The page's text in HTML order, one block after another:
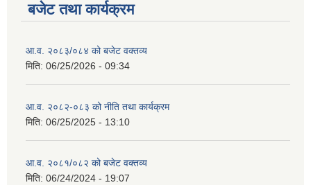
बजेट तथा कार्यक्रम
आ.व. २०८३/०८४ को बजेट वक्तव्य
मिति: 06/25/2026 - 09:34
आ.व. २०८२-०८३ को नीति तथा कार्यक्रम
मिति: 06/25/2025 - 13:10
आ.व. २०८१/०८२ को बजेट वक्तव्य
मिति: 06/24/2024 - 19:07